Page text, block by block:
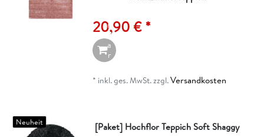
20,90 € *
n
W
a
r
e
n
k
* inkl. ges. MwSt.zzgl.Versandkosten
Neuheit
[Paket] Hochflor Teppich Soft Shaggy